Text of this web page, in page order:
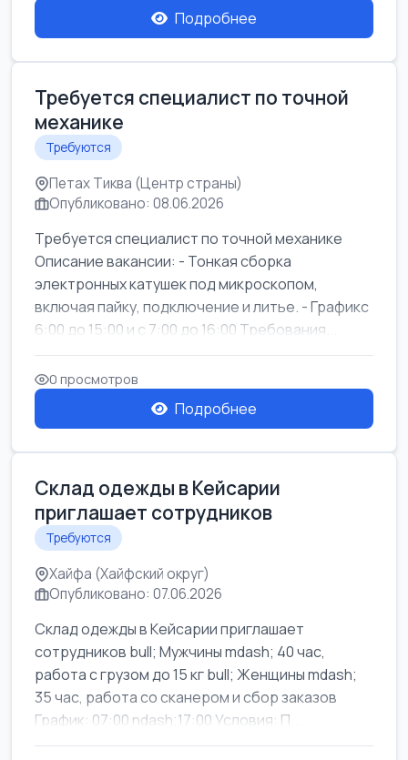
Подробнее
Требуется специалист по точной
механике
Требуются
Петах Тиква (Центр страны)
Опубликовано: 08.06.2026
Требуется специалист по точной механике
Описание вакансии: - Тонкая сборка
электронных катушек под микроскопом,
включая пайку, подключение и литье. - Графикс
6:00 до 15:00 и с 7:00 до 16:00 Требования...
0 просмотров
Подробнее
Склад одежды в Кейсарии
приглашает сотрудников
Требуются
Хайфа (Хайфский округ)
Опубликовано: 07.06.2026
Склад одежды в Кейсарии приглашает
сотрудников bull; Мужчины mdash; 40 час,
работа с грузом до 15 кг bull; Женщины mdash;
35 час, работа со сканером и сбор заказов
График: 07:00 ndash;17:00 Условия: П...